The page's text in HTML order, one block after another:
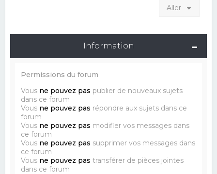
Aller
Information
Permissions du forum
Vous ne pouvez pas publier de nouveaux sujets
dans ce forum
Vous ne pouvez pas répondre aux sujets dans ce
forum
Vous ne pouvez pas modifier vos messages dans
ce forum
Vous ne pouvez pas supprimer vos messages dans
ce forum
Vous ne pouvez pas transférer de pièces jointes
dans ce forum